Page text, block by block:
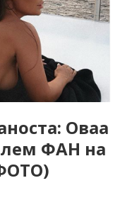
Оваа
ФАН на